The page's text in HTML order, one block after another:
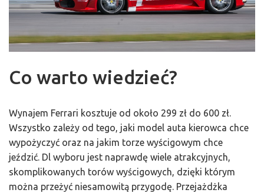
Co warto wiedzieć?
Wynajem Ferrari kosztuje od około 299 zł do 600 zł.
Wszystko zależy od tego, jaki model auta kierowca chce
wypożyczyć oraz na jakim torze wyścigowym chce
jeździć. Dl wyboru jest naprawdę wiele atrakcyjnych,
skomplikowanych torów wyścigowych, dzięki którym
można przeżyć niesamowitą przygodę. Przejażdżka